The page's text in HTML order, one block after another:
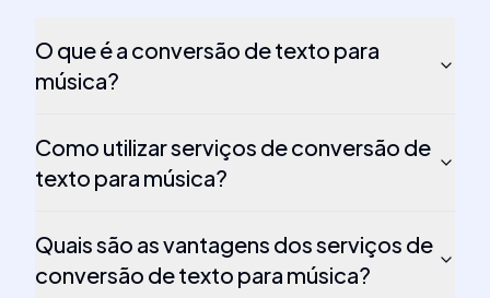
O que é a conversão de texto para
música?
Como utilizar serviços de conversão de
texto para música?
Quais são as vantagens dos serviços de
conversão de texto para música?